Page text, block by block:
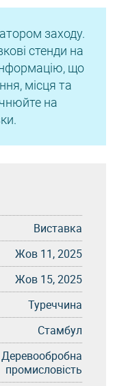
заходу.
стенди на
що
місця та
на
Виставка
Жов 11, 2025
Жов 15, 2025
Туреччина
Стамбул
Деревообробна
промисловість